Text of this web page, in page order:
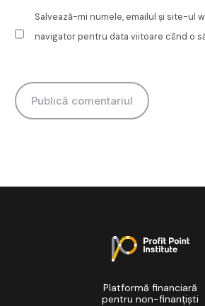
Salvează-mi numele, emailul și site-ul
navigator pentru data viitoare când o
Platformă financiară
pentru non-finanțiști